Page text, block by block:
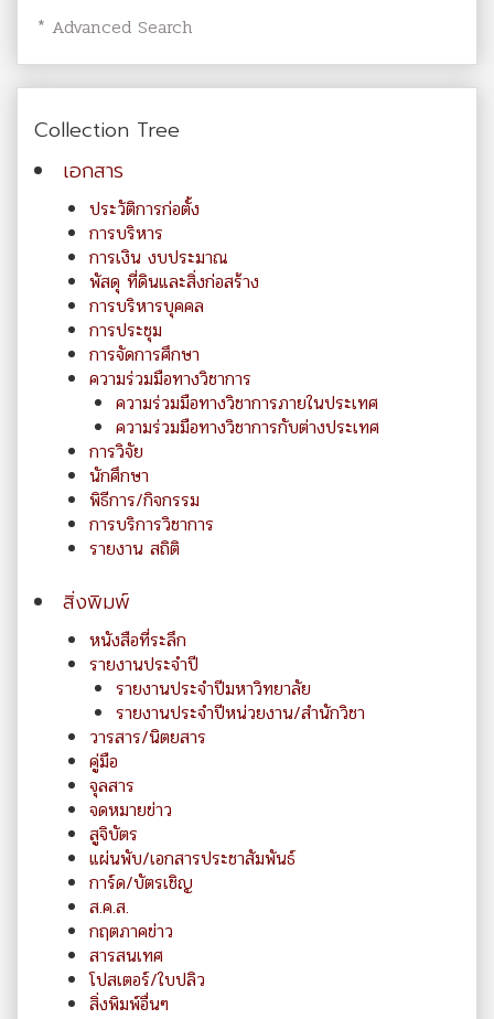
* Advanced Search
Collection Tree
เอกสาร
ประวัติการก่อตั้ง
การบริหาร
การเงิน งบประมาณ
พัสดุ ที่ดินและสิ่งก่อสร้าง
การบริหารบุคคล
การประชุม
การจัดการศึกษา
ความร่วมมือทางวิชาการ
ความร่วมมือทางวิชาการภายในประเทศ
ความร่วมมือทางวิชาการกับต่างประเทศ
การวิจัย
นักศึกษา
พิธีการ/กิจกรรม
การบริการวิชาการ
รายงาน สถิติ
สิ่งพิมพ์
หนังสือที่ระลึก
รายงานประจำปี
รายงานประจำปีมหาวิทยาลัย
รายงานประจำปีหน่วยงาน/สำนักวิชา
วารสาร/นิตยสาร
คู่มือ
จุลสาร
จดหมายข่าว
สูจิบัตร
แผ่นพับ/เอกสารประชาสัมพันธ์
การ์ด/บัตรเชิญ
ส.ค.ส.
กฤตภาคข่าว
สารสนเทศ
โปสเตอร์/ใบปลิว
สิ่งพิมพ์อื่นๆ